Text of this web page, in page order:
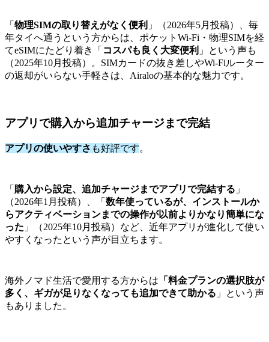
「 物理SIMの取り替えがなく便利 」（2026年5月投稿）、毎
年タイへ通うという方からは、ポケットWi-Fi・物理SIMを経
てeSIMにたどり着き「 コスパも良く大変便利 」という声も
（2025年10月投稿）。SIMカードの抜き差しやWi-Fiルーター
の返却がいらない手軽さは、Airaloの基本的な魅力です。
アプリで購入から追加チャージまで完結
アプリの使いやすさ も好評です。
「 購入から設定、追加チャージまでアプリで完結する 」
（2026年1月投稿）、「 数年使っているが、インストールか
らアクティベーションまでの操作が以前よりかなり簡単にな
った 」（2025年10月投稿）など、近年アプリが進化して使い
やすくなったという声が目立ちます。
海外ノマド生活で愛用する方からは 「料金プランの選択肢が
多く、ギガが足りなくなっても追加できて助かる 」という声
もありました。